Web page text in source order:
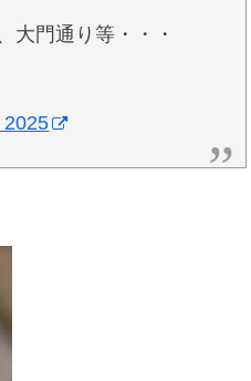
大門通り等・・・
2025